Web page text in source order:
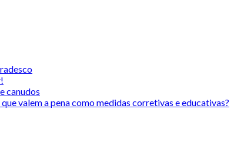
canudos
valem a pena como medidas corretivas e educativas?